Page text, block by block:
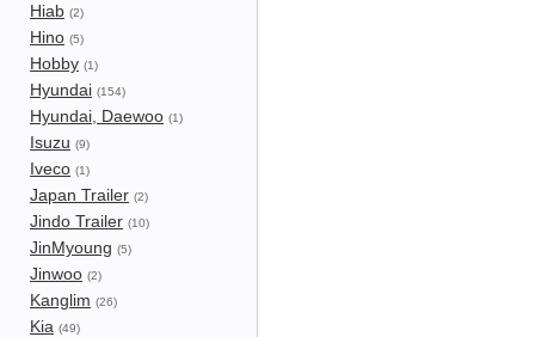
Hiab (2)
Hino (5)
Hobby (1)
Hyundai (154)
Hyundai, Daewoo (1)
Isuzu (9)
Iveco (1)
Japan Trailer (2)
Jindo Trailer (10)
JinMyoung (5)
Jinwoo (2)
Kanglim (26)
Kia (49)